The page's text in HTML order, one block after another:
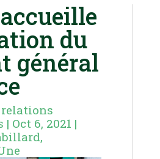
accueille
du
général
relations
| Oct 6, 2021 |
,